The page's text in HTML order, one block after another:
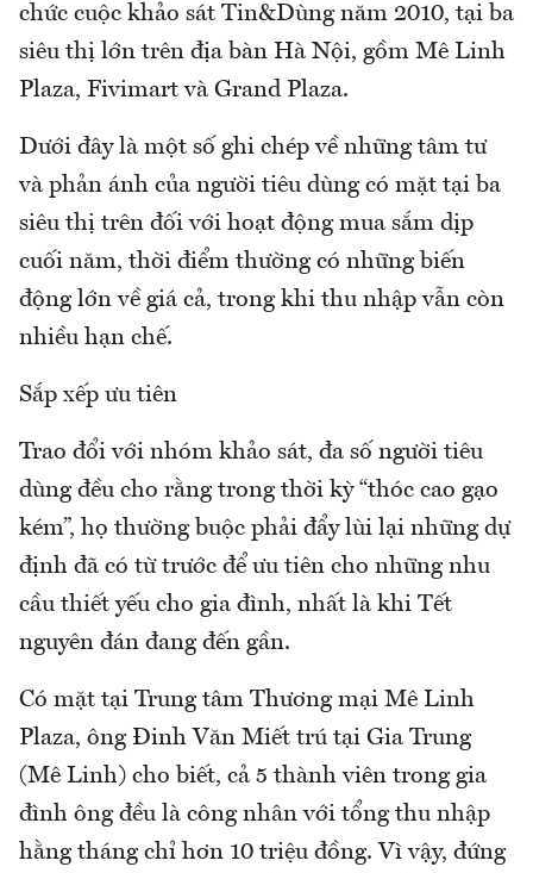
chức cuộc khảo sát Tin&Dùng năm 2010, tại ba
siêu thị lớn trên địa bàn Hà Nội, gồm Mê Linh
Plaza, Fivimart và Grand Plaza.
Dưới đây là một số ghi chép về những tâm tư
và phản ánh của người tiêu dùng có mặt tại ba
siêu thị trên đối với hoạt động mua sắm dịp
cuối năm, thời điểm thường có những biến
động lớn về giá cả, trong khi thu nhập vẫn còn
nhiều hạn chế.
Sắp xếp ưu tiên
Trao đổi với nhóm khảo sát, đa số người tiêu
dùng đều cho rằng trong thời kỳ “thóc cao gạo
kém”, họ thường buộc phải đẩy lùi lại những dự
định đã có từ trước để ưu tiên cho những nhu
cầu thiết yếu cho gia đình, nhất là khi Tết
nguyên đán đang đến gần.
Có mặt tại Trung tâm Thương mại Mê Linh
Plaza, ông Đinh Văn Miết trú tại Gia Trung
(Mê Linh) cho biết, cả 5 thành viên trong gia
đình ông đều là công nhân với tổng thu nhập
hằng tháng chỉ hơn 10 triệu đồng. Vì vậy, đứng